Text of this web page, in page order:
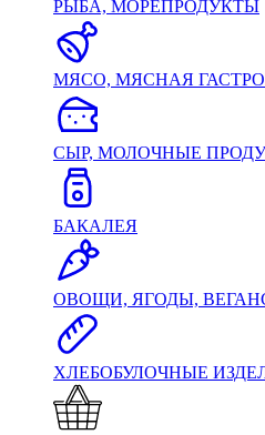
РЫБА, МОРЕПРОДУКТЫ
МЯСО, МЯСНАЯ
СЫР, МОЛОЧНЫЕ
БАКАЛЕЯ
ОВОЩИ, ЯГОДЫ,
ХЛЕБОБУЛОЧНЫЕ